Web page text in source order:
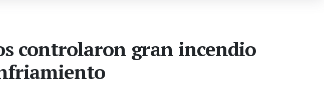
controlaron gran incendio